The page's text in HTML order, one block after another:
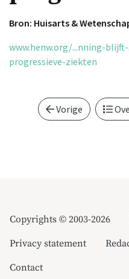
Bron: Huisarts &
www.henw.org/...nning-
progressieve-ziekten
Vorige
Copyrights © 2003-2026
Privacy statement
Contact